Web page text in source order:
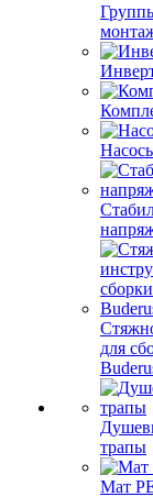
для
трапы
Мат